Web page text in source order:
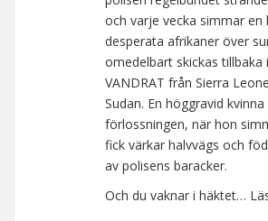
och varje vecka simmar en
desperata afrikaner över
omedelbart skickas tillbaka
VANDRAT från Sierra
Sudan. En höggravid
förlossningen, när hon
fick värkar halvvägs och
av polisens baracker.
Och du vaknar i häktet…